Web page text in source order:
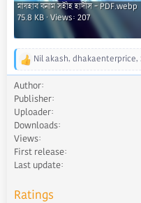
মাযহাব বনাম সহীহ হাদীস - PDF.webp
75.8 KB · Views: 207
R
e
a
c
t
i
o
n
s
Nil akash, dhakaenterprice,
Author
Publisher
Uploader
Downloads
Views
First release
Last update
Ratings